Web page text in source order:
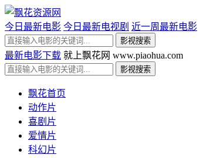
今日最新电影 今日最新电视剧 近一周最新电影
最新电影下载 就上飘花网 www.piaohua.com
飘花首页
动作片
喜剧片
爱情片
科幻片